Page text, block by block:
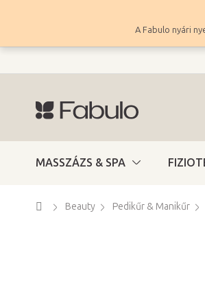
tartalomhoz
A Fabulo nyári
MASSZÁZS & SPA
Kezdőlap
Beauty Pedikűr & Manikűr